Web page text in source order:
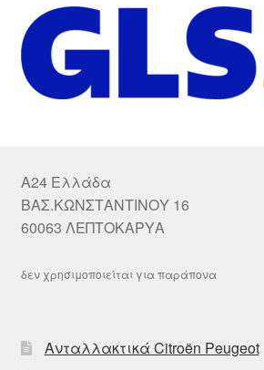
A24 Ελλάδα
ΒΑΣ.ΚΩΝΣΤΑΝΤΙΝΟΥ 16
60063 ΛΕΠΤΟΚΑΡΥΑ
δεν χρησιμοποιείται για παράπονα
Ανταλλακτικά Citroën Peugeot